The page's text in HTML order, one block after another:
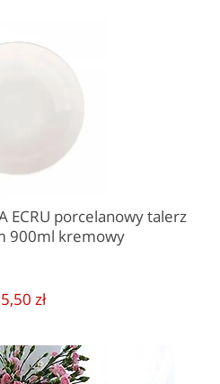
ECRU porcelanowy talerz
900ml kremowy
zł